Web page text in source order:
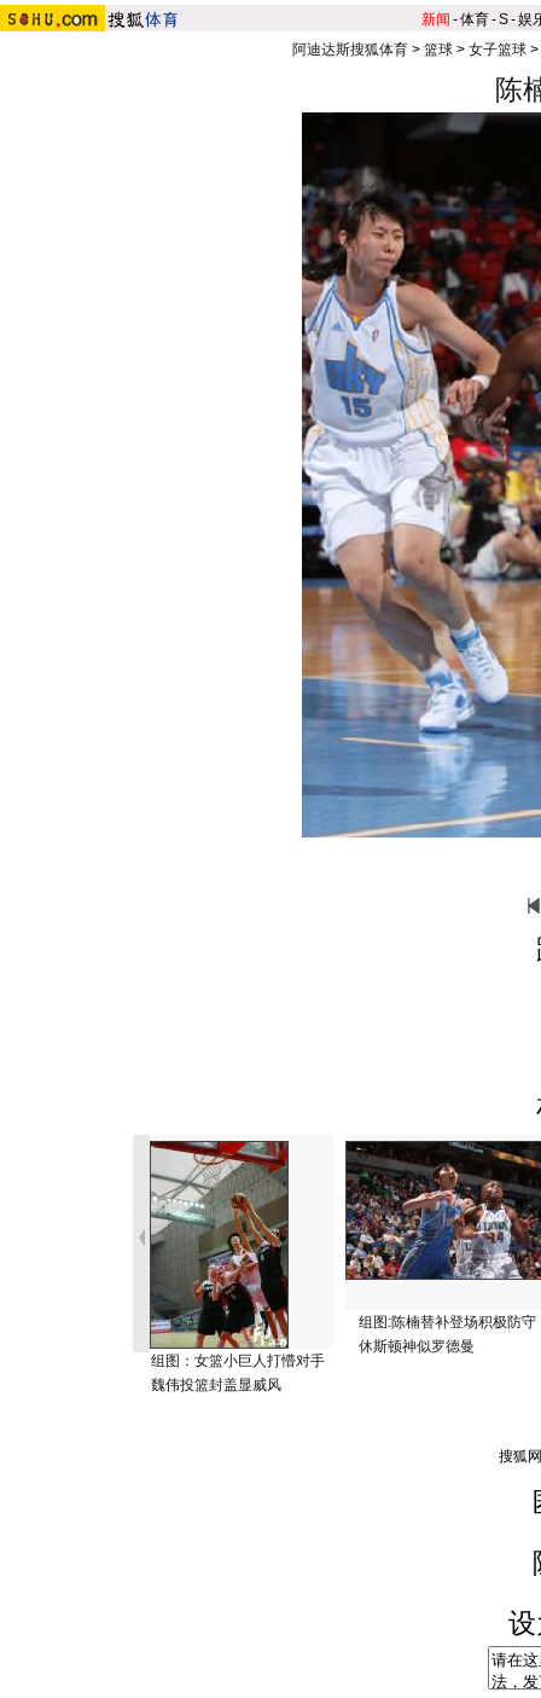
新闻 -体育-S-娱
阿迪达斯搜狐体育 > 篮球 > 女子篮球 >
陈
组图：女篮小巨人打懵对手
魏伟投篮封盖显威风
组图:陈楠替补登场积极防守
休斯顿神似罗德曼